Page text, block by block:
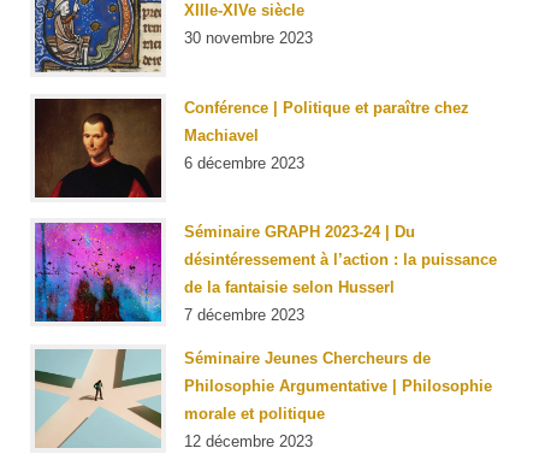
XIIIe-XIVe siècle
30 novembre 2023
Conférence | Politique et paraître chez
Machiavel
6 décembre 2023
Séminaire GRAPH 2023-24 | Du
désintéressement à l’action : la puissance
de la fantaisie selon Husserl
7 décembre 2023
Séminaire Jeunes Chercheurs de
Philosophie Argumentative | Philosophie
morale et politique
12 décembre 2023